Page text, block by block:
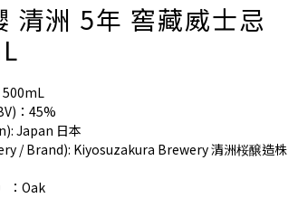
清洲 5年 窖藏威士忌
500mL
：45%
Japan 日本
/ Brand): Kiyosuzakura Brewery 清洲桜醸造株
：Oak